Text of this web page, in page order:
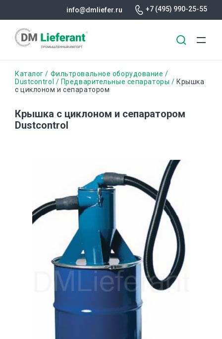
основному
info@dmliefer.ru +7 (495) 990-25-55
Строка
навигации
Каталог
Фильтровальное оборудование
Dustcontrol
Предварительные сепараторы
Крышка
с циклоном и сепаратором
Крышка с циклоном и сепаратором
Dustcontrol